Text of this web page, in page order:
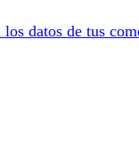
datos de tus